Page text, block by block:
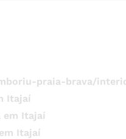
praia-brava/
Itajaí
em Itajaí
Itajaí